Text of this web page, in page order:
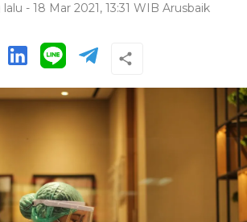
- 18 Mar 2021, 13:31 WIB Arusbaik